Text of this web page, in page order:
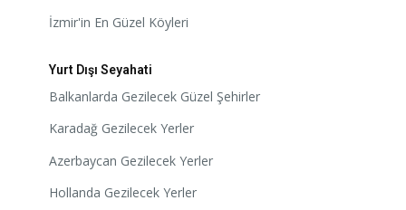
İzmir'in En Güzel Köyleri
Yurt Dışı Seyahati
Balkanlarda Gezilecek Güzel Şehirler
Karadağ Gezilecek Yerler
Azerbaycan Gezilecek Yerler
Hollanda Gezilecek Yerler